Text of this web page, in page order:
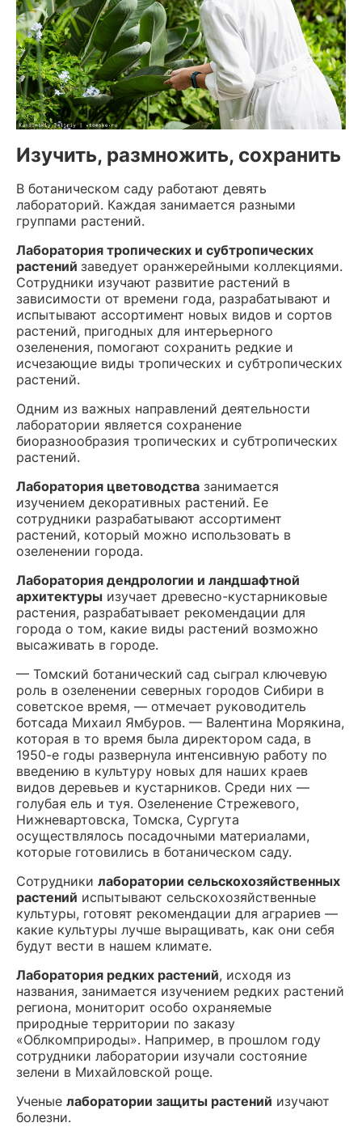
Изучить, размножить, сохранить
В ботаническом саду работают девять
лабораторий. Каждая занимается разными
группами растений.
Лаборатория тропических и субтропических
растений заведует оранжерейными коллекциями.
Сотрудники изучают развитие растений в
зависимости от времени года, разрабатывают и
испытывают ассортимент новых видов и сортов
растений, пригодных для интерьерного
озеленения, помогают сохранить редкие и
исчезающие виды тропических и субтропических
растений.
Одним из важных направлений деятельности
лаборатории является сохранение
биоразнообразия тропических и субтропических
растений.
Лаборатория цветоводства занимается
изучением декоративных растений. Ее
сотрудники разрабатывают ассортимент
растений, который можно использовать в
озеленении города.
Лаборатория дендрологии и ландшафтной
архитектуры изучает древесно-кустарниковые
растения, разрабатывает рекомендации для
города о том, какие виды растений возможно
высаживать в городе.
— Томский ботанический сад сыграл ключевую
роль в озеленении северных городов Сибири в
советское время, — отмечает руководитель
ботсада Михаил Ямбуров. — Валентина Морякина,
которая в то время была директором сада, в
1950-е годы развернула интенсивную работу по
введению в культуру новых для наших краев
видов деревьев и кустарников. Среди них —
голубая ель и туя. Озеленение Стрежевого,
Нижневартовска, Томска, Сургута
осуществлялось посадочными материалами,
которые готовились в ботаническом саду.
Сотрудники лаборатории сельскохозяйственных
растений испытывают сельскохозяйственные
культуры, готовят рекомендации для аграриев —
какие культуры лучше выращивать, как они себя
будут вести в нашем климате.
Лаборатория редких растений, исходя из
названия, занимается изучением редких растений
региона, мониторит особо охраняемые
природные территории по заказу
«Облкомприроды». Например, в прошлом году
сотрудники лаборатории изучали состояние
зелени в Михайловской роще.
Ученые лаборатории защиты растений изучают
болезни.